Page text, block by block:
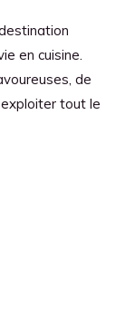
en cuisine.
de
tout le